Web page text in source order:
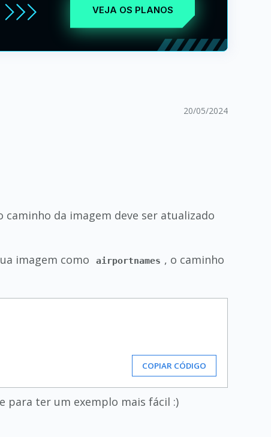
VEJA OS PLANOS
20/05/2024
da imagem deve ser atualizado
imagem como airportnames , o caminho
COPIAR CÓDIGO
para ter um exemplo mais fácil :)